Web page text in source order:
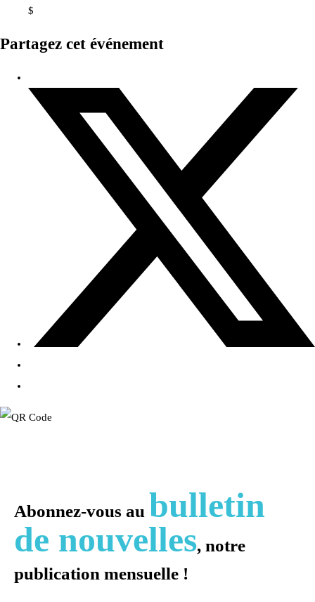
$
Partagez cet événement
Abonnez-vous au bulletin
de nouvelles, notre
publication mensuelle !